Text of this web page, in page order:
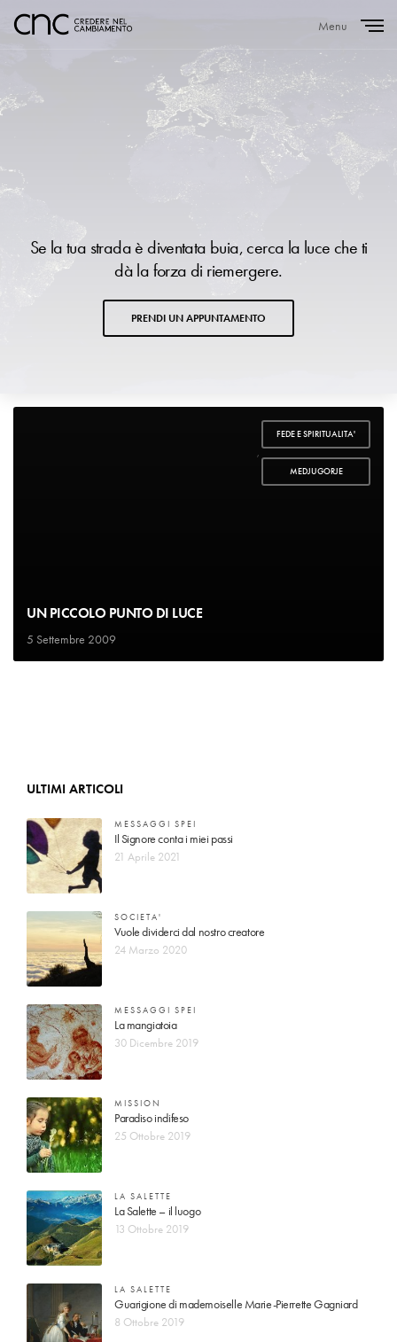
Menu
Se la tua strada è diventata buia, cerca la luce che ti
dà la forza di riemergere.
PRENDI UN APPUNTAMENTO
FEDE E SPIRITUALITA'
,
MEDJUGORJE
UN PICCOLO PUNTO DI LUCE
5 Settembre 2009
ULTIMI ARTICOLI
MESSAGGI SPEI
Il Signore conta i miei passi
21 Aprile 2021
SOCIETA'
Vuole dividerci dal nostro creatore
24 Marzo 2020
MESSAGGI SPEI
La mangiatoia
30 Dicembre 2019
MISSION
Paradiso indifeso
25 Ottobre 2019
LA SALETTE
La Salette – il luogo
13 Ottobre 2019
LA SALETTE
Guarigione di mademoiselle Marie-Pierrette Gagniard
8 Ottobre 2019